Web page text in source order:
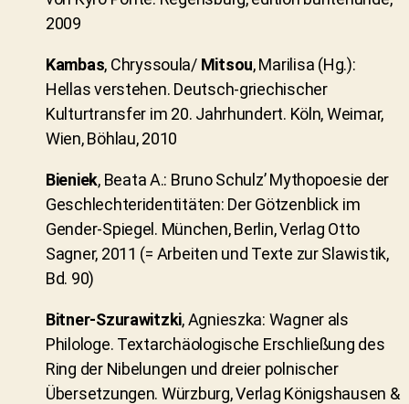
2009
Kambas, Chryssoula/ Mitsou, Marilisa (Hg.):
Hellas verstehen. Deutsch-griechischer
Kulturtransfer im 20. Jahrhundert. Köln, Weimar,
Wien, Böhlau, 2010
Bieniek, Beata A.: Bruno Schulz’ Mythopoesie der
Geschlechteridentitäten: Der Götzenblick im
Gender-Spiegel. München, Berlin, Verlag Otto
Sagner, 2011 (= Arbeiten und Texte zur Slawistik,
Bd. 90)
Bitner-Szurawitzki, Agnieszka: Wagner als
Philologe. Textarchäologische Erschließung des
Ring der Nibelungen und dreier polnischer
Übersetzungen. Würzburg, Verlag Königshausen &